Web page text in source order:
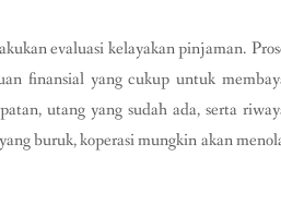
evaluasi kelayakan pinjaman.
finansial yang cukup untuk
utang yang sudah ada, serta
buruk, koperasi mungkin akan